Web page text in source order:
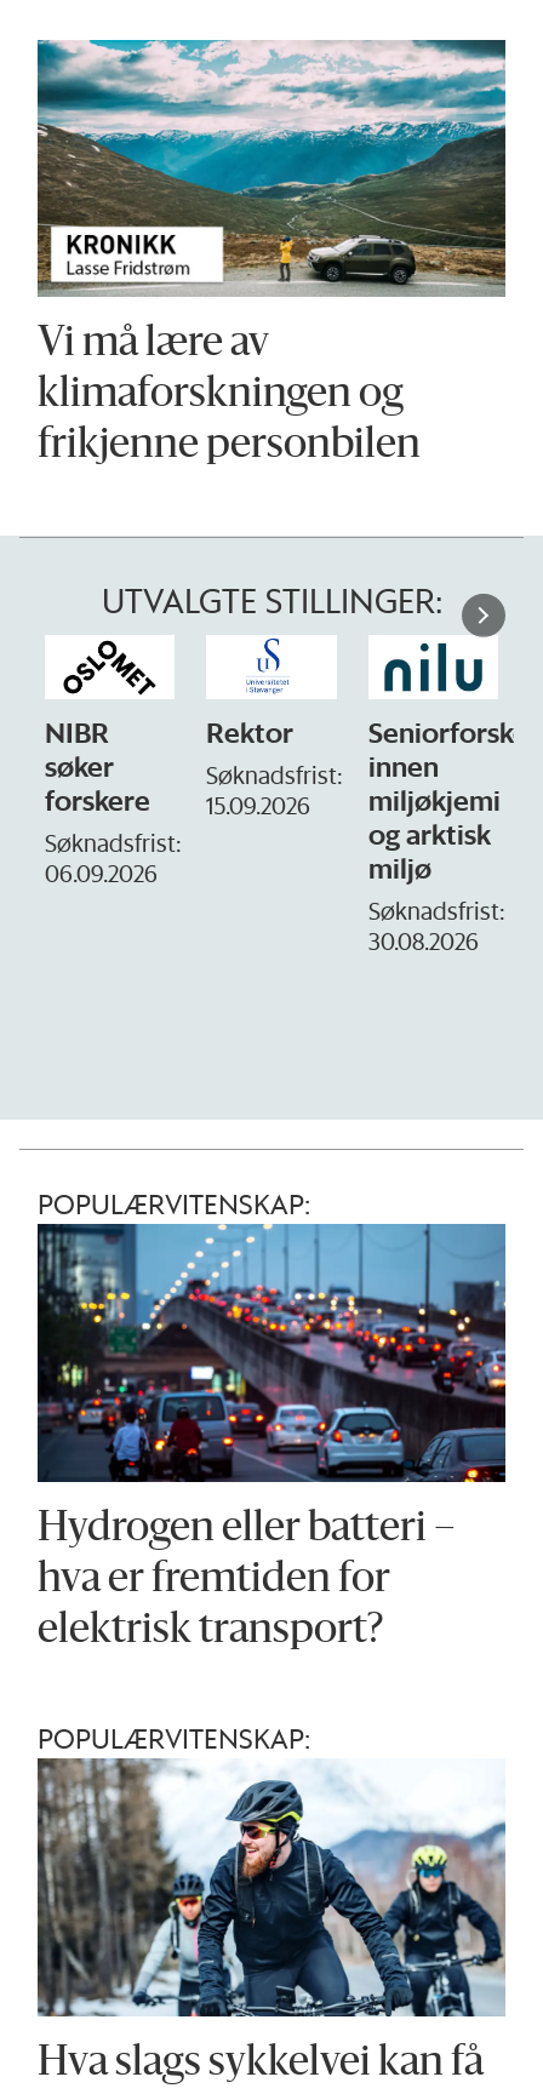
Vi må lære av
klimaforskningen og
frikjenne personbilen
UTVALGTE STILLINGER:
NIBR
søker
forskere
Søknadsfrist:
06.09.2026
Rektor
Søknadsfrist:
15.09.2026
Seniorforsker
innen
miljøkjemi
og arktisk
miljø
Søknadsfrist:
30.08.2026
POPULÆRVITENSKAP:
Hydrogen eller batteri –
hva er fremtiden for
elektrisk transport?
POPULÆRVITENSKAP:
Hva slags sykkelvei kan få